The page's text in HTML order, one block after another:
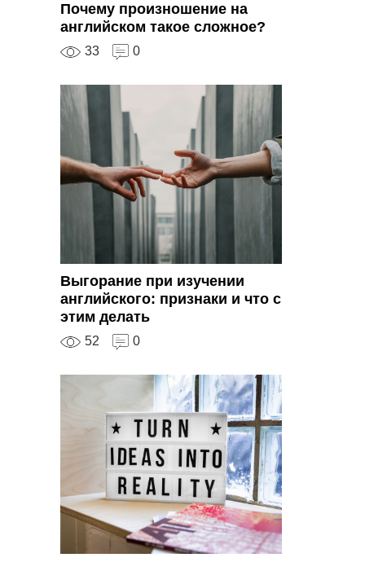
Почему произношение на
английском такое сложное?
33 0
Выгорание при изучении
английского: признаки и что с
этим делать
52 0